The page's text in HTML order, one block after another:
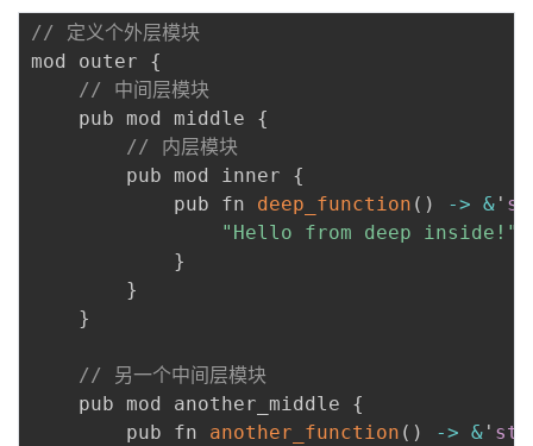
// 定义个外层模块
mod outer {
// 中间层模块
    pub mod middle
{
// 内层模块
        pub mod inner
{
            pub fn
deep_function ( ) -> & '
"Hello from deep inside!"
}
}
}
// 另一个中间层模块
    pub mod another_middle
{
        pub fn
another_function ( ) -> & '